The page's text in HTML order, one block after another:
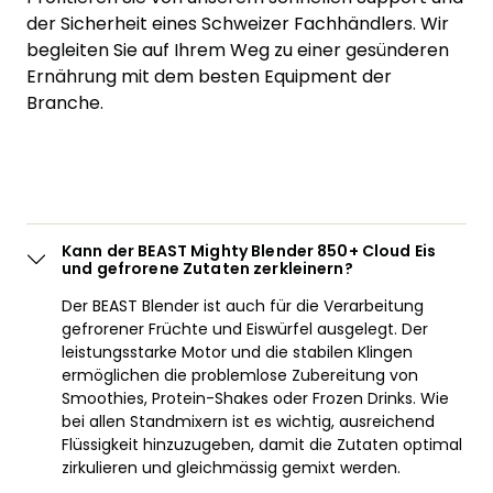
der Sicherheit eines Schweizer Fachhändlers. Wir
begleiten Sie auf Ihrem Weg zu einer gesünderen
Ernährung mit dem besten Equipment der
Branche.
Kann der BEAST Mighty Blender 850+ Cloud Eis
und gefrorene Zutaten zerkleinern?
Der BEAST Blender ist auch für die Verarbeitung
gefrorener Früchte und Eiswürfel ausgelegt. Der
leistungsstarke Motor und die stabilen Klingen
ermöglichen die problemlose Zubereitung von
Smoothies, Protein-Shakes oder Frozen Drinks. Wie
bei allen Standmixern ist es wichtig, ausreichend
Flüssigkeit hinzuzugeben, damit die Zutaten optimal
zirkulieren und gleichmässig gemixt werden.